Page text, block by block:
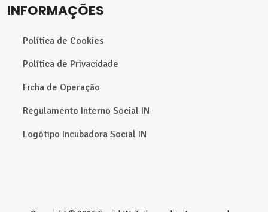
INFORMAÇÕES
Política de Cookies
Política de Privacidade
Ficha de Operação
Regulamento Interno Social IN
Logótipo Incubadora Social IN